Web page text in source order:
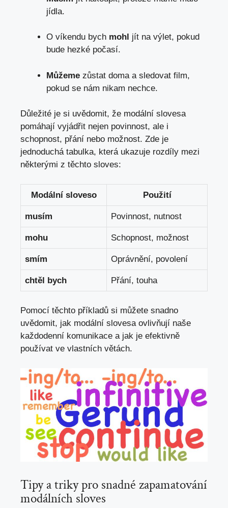
‍jídla.
O ⁤víkendu bych⁣ mohl jít na⁢ výlet, pokud
bude hezké počasí.
Můžeme zůstat ‌doma a sledovat film,‌
pokud se ‌nám nikam nechce.
Důležité je si uvědomit, že modální slovesa
⁣pomáhají⁢ vyjádřit nejen ⁣povinnost, ⁣ale i
schopnost, přání nebo možnost.‍ Zde je
jednoduchá tabulka, která ukazuje⁤ rozdíly mezi‌
některými z⁤ těchto ‍sloves:
Modální sloveso Použití
musím Povinnost, nutnost
mohu Schopnost,⁢ možnost
smím Oprávnění, povolení
chtěl bych Přání, touha
Pomocí⁣ těchto příkladů si můžete snadno
uvědomit, jak modální slovesa‌ ovlivňují naše‌
každodenní komunikace a⁣ jak je efektivně
používat ve‍ vlastních větách.
Tipy ⁤a triky pro snadné ​zapamatování
modálních sloves